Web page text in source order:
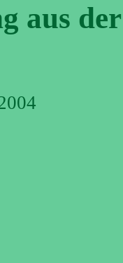
aus